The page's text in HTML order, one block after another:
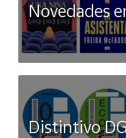
Novedades
Distintivo